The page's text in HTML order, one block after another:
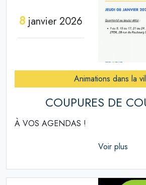
8janvier 2026
Animations dans la
COUPURES DE
À VOS AGENDAS !
Voir plus